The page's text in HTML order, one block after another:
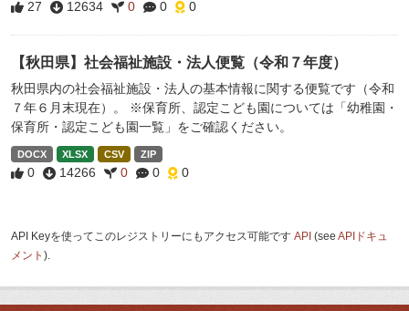
27 12634 0 0 0
【秋田県】社会福祉施設・法人便覧（令和７年度）
秋田県内の社会福祉施設・法人の基本情報に関する便覧です（令和
７年６月末現在）。 ※保育所、認定こども園については「幼稚園・
保育所・認定こども園一覧」をご確認ください。
DOCX XLSX CSV ZIP
0 14266 0 0 0
API Keyを使ってこのレジストリーにもアクセス可能です API (see APIドキュ
メント ).